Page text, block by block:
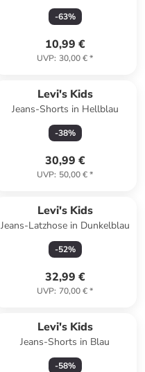
-63%
10,99 €
UVP: 30,00 €*
Levi's Kids
Jeans-Shorts in Hellblau
-38%
30,99 €
UVP: 50,00 €*
Levi's Kids
Jeans-Latzhose in Dunkelblau
-52%
32,99 €
UVP: 70,00 €*
Levi's Kids
Jeans-Shorts in Blau
-58%